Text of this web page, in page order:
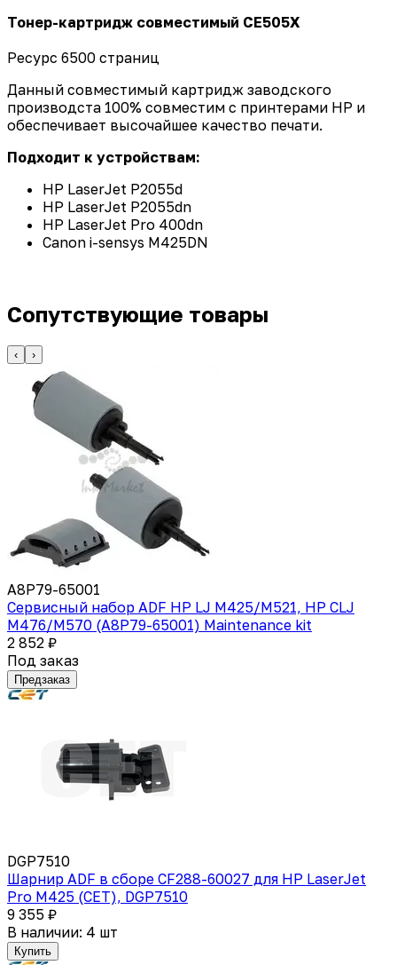
Тонер-картридж совместимый CE505X
Ресурс 6500 страниц
Данный совместимый картридж заводского
производста 100% совместим с принтерами HP и
обеспечивает высочайшее качество печати.
Подходит к устройствам:
HP LaserJet P2055d
HP LaserJet P2055dn
HP LaserJet Pro 400dn
Canon i-sensys M425DN
Сопутствующие товары
‹ ›
A8P79-65001
Сервисный набор ADF HP LJ M425/M521, HP CLJ
M476/M570 (A8P79-65001) Maintenance kit
2 852 ₽
Под заказ
Предзаказ
DGP7510
Шарнир ADF в сборе CF288-60027 для HP LaserJet
Pro M425 (CET), DGP7510
9 355 ₽
В наличии: 4 шт
Купить